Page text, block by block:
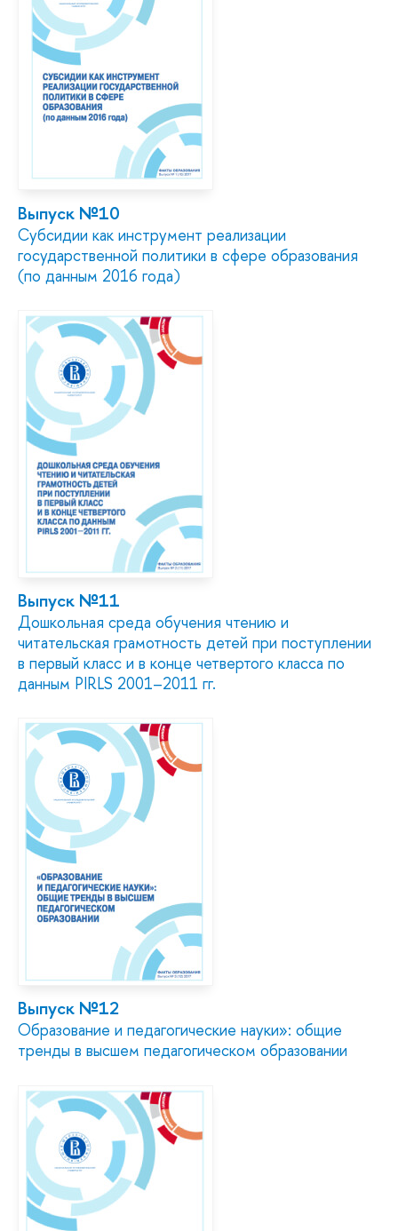
Выпуск №10
Субсидии как инструмент реализации
государственной политики в сфере образования
(по данным 2016 года)
Выпуск №11
Дошкольная среда обучения чтению и
читательская грамотность детей при поступлении
в первый класс и в конце четвертого класса по
данным PIRLS 2001–2011 гг.
Выпуск №12
Образование и педагогические науки»: общие
тренды в высшем педагогическом образовании